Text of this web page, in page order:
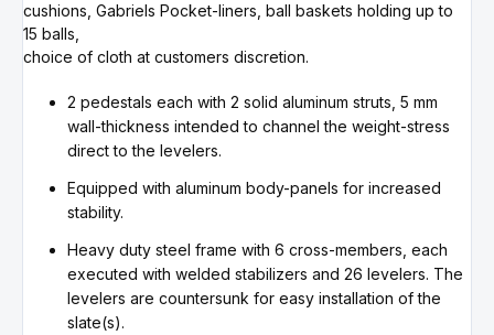
cushions, Gabriels Pocket-liners, ball baskets holding up to
15 balls,
choice of cloth at customers discretion.
2 pedestals each with 2 solid aluminum struts, 5 mm
wall-thickness intended to channel the weight-stress
direct to the levelers.
Equipped with aluminum body-panels for increased
stability.
Heavy duty steel frame with 6 cross-members, each
executed with welded stabilizers and 26 levelers. The
levelers are countersunk for easy installation of the
slate(s).